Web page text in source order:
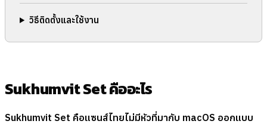
วิธีติดตั้งและใช้งาน
Sukhumvit Set คืออะไร
Sukhumvit Set คือแซนส์ไทยไม่มีหัวที่มากับ macOS ออกแบบ